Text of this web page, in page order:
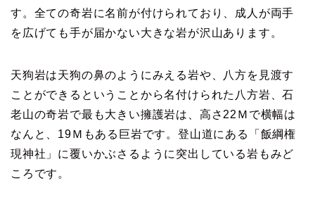
す。全ての奇岩に名前が付けられており、成人が両手
を広げても手が届かない大きな岩が沢山あります。
天狗岩は天狗の鼻のようにみえる岩や、八方を見渡す
ことができるということから名付けられた八方岩、石
老山の奇岩で最も大きい擁護岩は、高さ22Ｍで横幅は
なんと、19Ｍもある巨岩です。登山道にある「飯綱権
現神社」に覆いかぶさるように突出している岩もみど
ころです。